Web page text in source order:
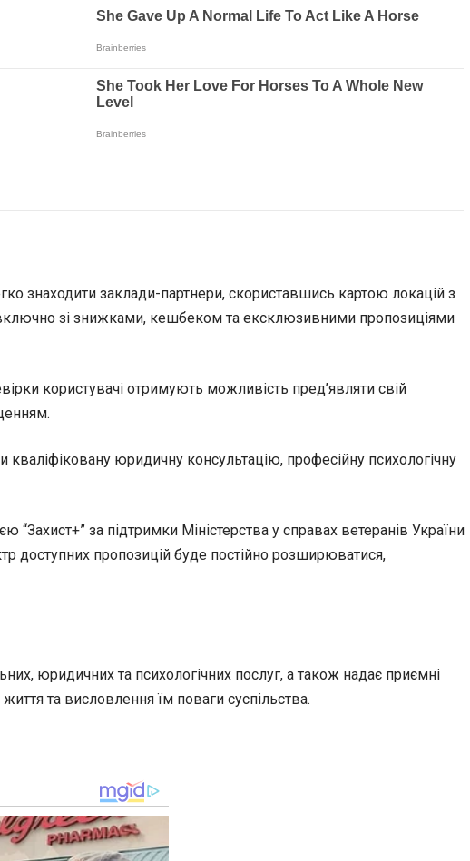
знаходити заклади-партнери, скориставшись картою локацій з
зі знижками, кешбеком та ексклюзивними пропозиціями
користувачі отримують можливість пред’являти свій
кваліфіковану юридичну консультацію, професійну психологічну
за підтримки Міністерства у справах ветеранів України
доступних пропозицій буде постійно розширюватися,
юридичних та психологічних послуг, а також надає приємні
та висловлення їм поваги суспільства.